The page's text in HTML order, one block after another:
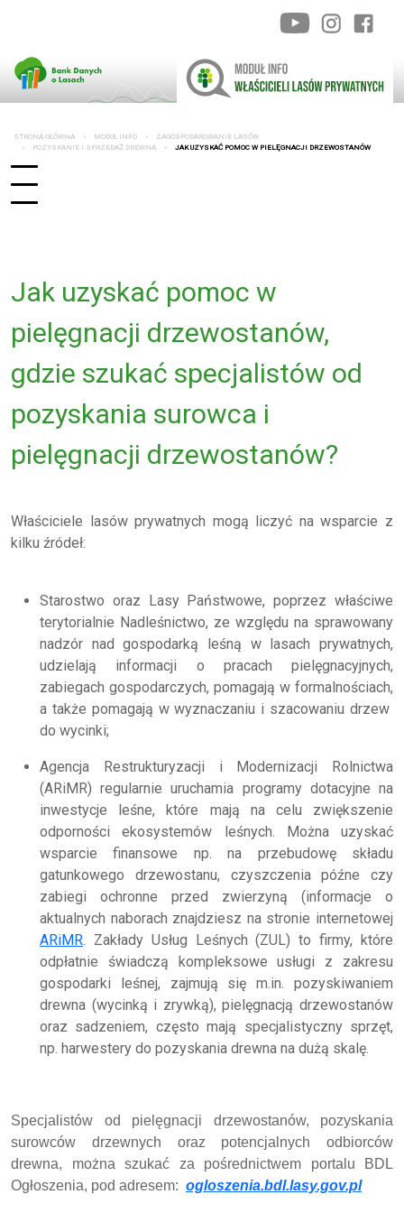
STRONA GŁÓWNA MODUŁ INFO
ZAGOSPODAROWANIE LASÓW
POZYSKANIE I SPRZEDAŻ DREWNA
JAK UZYSKAĆ POMOC W PIELĘGNACJI DRZEWOSTANÓW
Jak uzyskać pomoc w
pielęgnacji drzewostanów,
gdzie szukać specjalistów od
pozyskania surowca i
pielęgnacji drzewostanów?
Właściciele lasów prywatnych mogą liczyć na wsparcie z
kilku źródeł:
Starostwo oraz Lasy Państwowe, poprzez właściwe
terytorialnie Nadleśnictwo, ze względu na sprawowany
nadzór nad gospodarką leśną w lasach prywatnych,
udzielają informacji o pracach pielęgnacyjnych,
zabiegach gospodarczych, pomagają w formalnościach,
a także pomagają w wyznaczaniu i szacowaniu drzew
do wycinki;
Agencja Restrukturyzacji i Modernizacji Rolnictwa
(ARiMR) regularnie uruchamia programy dotacyjne na
inwestycje leśne, które mają na celu zwiększenie
odporności ekosystemów leśnych. Można uzyskać
wsparcie finansowe np. na przebudowę składu
gatunkowego drzewostanu, czyszczenia późne czy
zabiegi ochronne przed zwierzyną (informacje o
aktualnych naborach znajdziesz na stronie internetowej
ARiMR. Zakłady Usług Leśnych (ZUL) to firmy, które
odpłatnie świadczą kompleksowe usługi z zakresu
gospodarki leśnej, zajmują się m.in. pozyskiwaniem
drewna (wycinką i zrywką), pielęgnacją drzewostanów
oraz sadzeniem, często mają specjalistyczny sprzęt,
np. harwestery do pozyskania drewna na dużą skalę.
Specjalistów od pielęgnacji drzewostanów, pozyskania
surowców drzewnych oraz potencjalnych odbiorców
drewna, można szukać za pośrednictwem portalu BDL
Ogłoszenia, pod adresem: ogloszenia.bdl.lasy.gov.pl